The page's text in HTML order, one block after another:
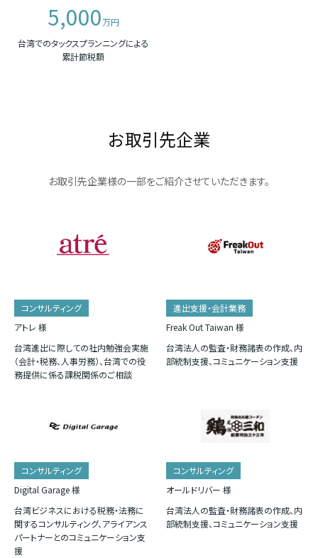
5,000万円
台湾でのタックスプランニングによる
累計節税額
お取引先企業
お取引先企業様の一部をご紹介させていただきます。
コンサルティング
アトレ 様
台湾進出に際しての社内勉強会実施
（会計・税務、人事労務）、台湾での役
務提供に係る課税関係のご相談
進出支援・会計業務
Freak Out Taiwan 様
台湾法人の監査・財務諸表の作成、内
部統制支援、コミュニケーション支援
コンサルティング
Digital Garage 様
台湾ビジネスにおける税務・法務に
関するコンサルティング、アライアンス
パートナーとのコミュニケーション支
援
コンサルティング
オールドリバー 様
台湾法人の監査・財務諸表の作成、内
部統制支援、コミュニケーション支援